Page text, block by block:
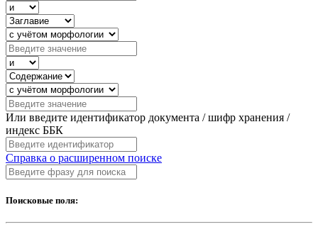
Или введите идентификатор документа / шифр хранения /
индекс ББК
Справка о расширенном поиске
Поисковые поля: